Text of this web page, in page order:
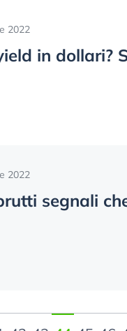
2022
in dollari?
2022
segnali